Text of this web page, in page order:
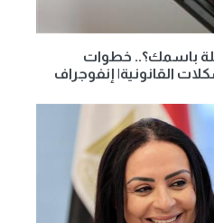
باسمك؟.. خطوات
القانونية| إنفوجراف